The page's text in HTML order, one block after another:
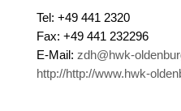
Tel: +49 441 2320
Fax: +49 441 232296
E-Mail: zdh@hwk-
http://http://www.hwk-